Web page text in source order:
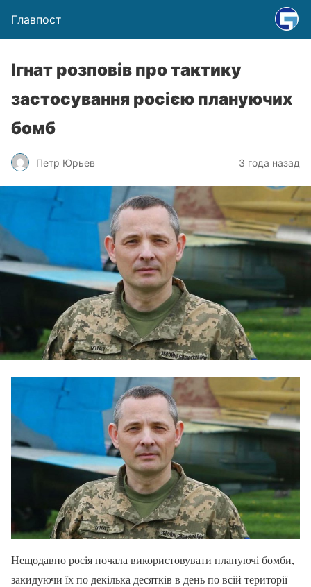
Главпост
Ігнат розповів про тактику
застосування росією плануючих
бомб
Петр Юрьев 3 года назад
Нещодавно росія почала використовувати плануючі бомби,
закидуючи їх по декілька десятків в день по всій території